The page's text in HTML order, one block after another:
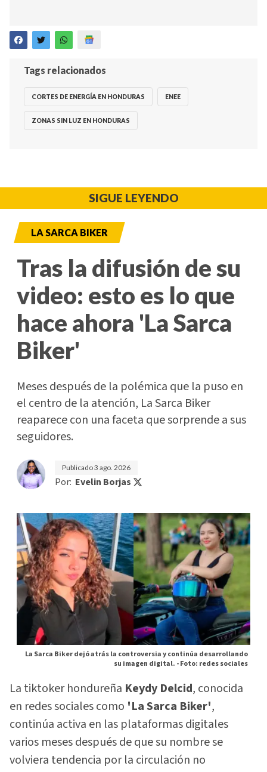
Tags relacionados
CORTES DE ENERGÍA EN HONDURAS ENEE
ZONAS SIN LUZ EN HONDURAS
SIGUE LEYENDO
LA SARCA BIKER
Tras la difusión de su
video: esto es lo que
hace ahora 'La Sarca
Biker'
Meses después de la polémica que la puso en
el centro de la atención, La Sarca Biker
reaparece con una faceta que sorprende a sus
seguidores.
Publicado3 ago. 2026
Por: Evelin Borjas
La Sarca Biker dejó atrás la controversia y continúa desarrollando
su imagen digital. -Foto: redes sociales
La tiktoker hondureña Keydy Delcid, conocida
en redes sociales como 'La Sarca Biker',
continúa activa en las plataformas digitales
varios meses después de que su nombre se
volviera tendencia por la circulación no